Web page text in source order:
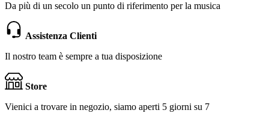
Da più di un secolo un punto di riferimento per la musica
Assistenza Clienti
Il nostro team è sempre a tua disposizione
Store
Vienici a trovare in negozio, siamo aperti 5 giorni su 7